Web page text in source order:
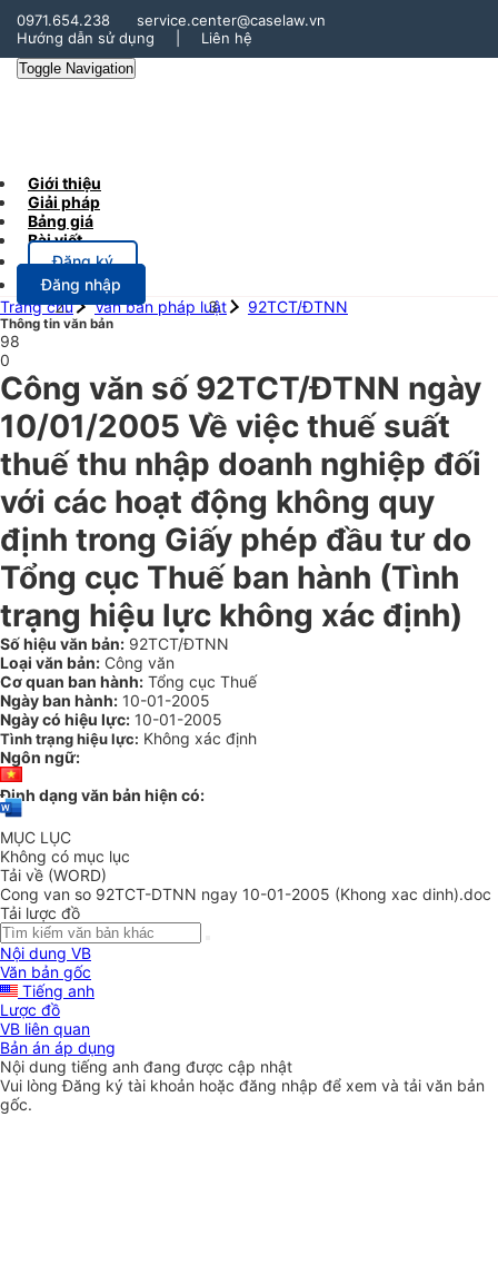
0971.654.238
service.center@caselaw.vn
Hướng dẫn sử dụng
Liên hệ
Toggle Navigation
Giới thiệu
Giải pháp
Bảng giá
Bài viết
Đăng ký
Đăng nhập
Trang chủ
Văn bản pháp luật 92TCT/ĐTNN
Thông tin văn bản
98
0
Công văn số 92TCT/ĐTNN ngày
10/01/2005 Về việc thuế suất
thuế thu nhập doanh nghiệp đối
với các hoạt động không quy
định trong Giấy phép đầu tư do
Tổng cục Thuế ban hành (Tình
trạng hiệu lực không xác định)
Số hiệu văn bản: 92TCT/ĐTNN
Loại văn bản: Công văn
Cơ quan ban hành: Tổng cục Thuế
Ngày ban hành: 10-01-2005
Ngày có hiệu lực: 10-01-2005
Tình trạng hiệu lực: Không xác định
Ngôn ngữ:
Định dạng văn bản hiện có:
MỤC LỤC
Không có mục lục
Tải về (WORD)
Cong van so 92TCT-DTNN ngay 10-01-2005 (Khong xac dinh).doc
Tải lược đồ
Nội dung VB
Văn bản gốc
Tiếng anh
Lược đồ
VB liên quan
Bản án áp dụng
Nội dung tiếng anh đang được cập nhật
Vui lòngĐăng ký tài khoản hoặc đăng nhập để xem và tải văn bản
gốc.